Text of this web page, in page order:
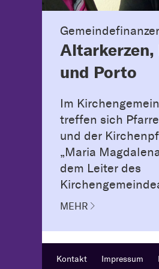
und Porto
Im
treffen sich
und der
„Maria
dem Leiter des
MEHR
Kontakt Impressum